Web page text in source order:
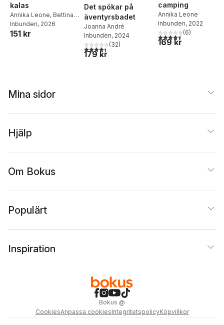
kalas
Annika Leone, Bettina
Johansson
Inbunden, 2026
151 kr
Det spökar på
äventyrsbadet
Joanna André
Inbunden, 2024
4,4utav 5 stjärnor. Totalt antal röster:
(32)
179 kr
camping
Annika Leone
Inbunden, 2022
4,5utav 5 stjärnor.
(6)
169 kr
Mina sidor
Hjälp
Om Bokus
Populärt
Inspiration
Bokus @
CookiesAnpassa cookiesIntegritetspolicyKöpvillkor